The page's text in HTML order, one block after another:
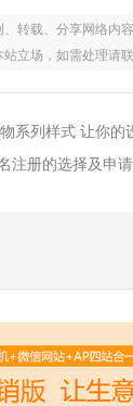
、转载、分享网络内
立场，如需处理请联
系列样式 让你的
注册的选择及申